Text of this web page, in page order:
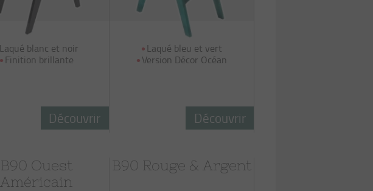
Laqué blanc et noir
Finition brillante
Découvrir
Laqué bleu et vert
Version Décor Océan
Découvrir
B90 Ouest
Américain
B90 Rouge & Argent